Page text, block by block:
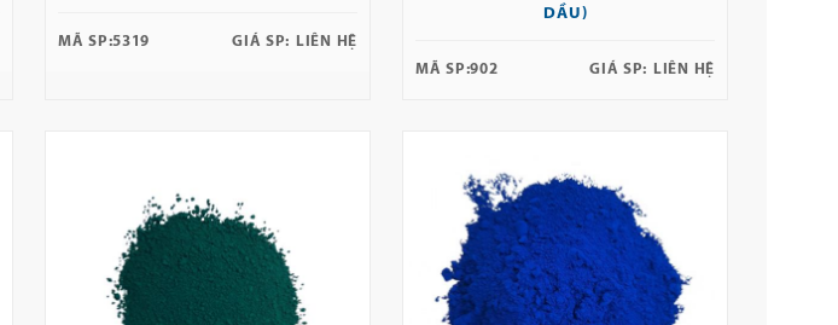
MÃ SP:5319 GIÁ SP: LIÊN HỆ
DẦU)
MÃ SP:902 GIÁ SP: LIÊN HỆ